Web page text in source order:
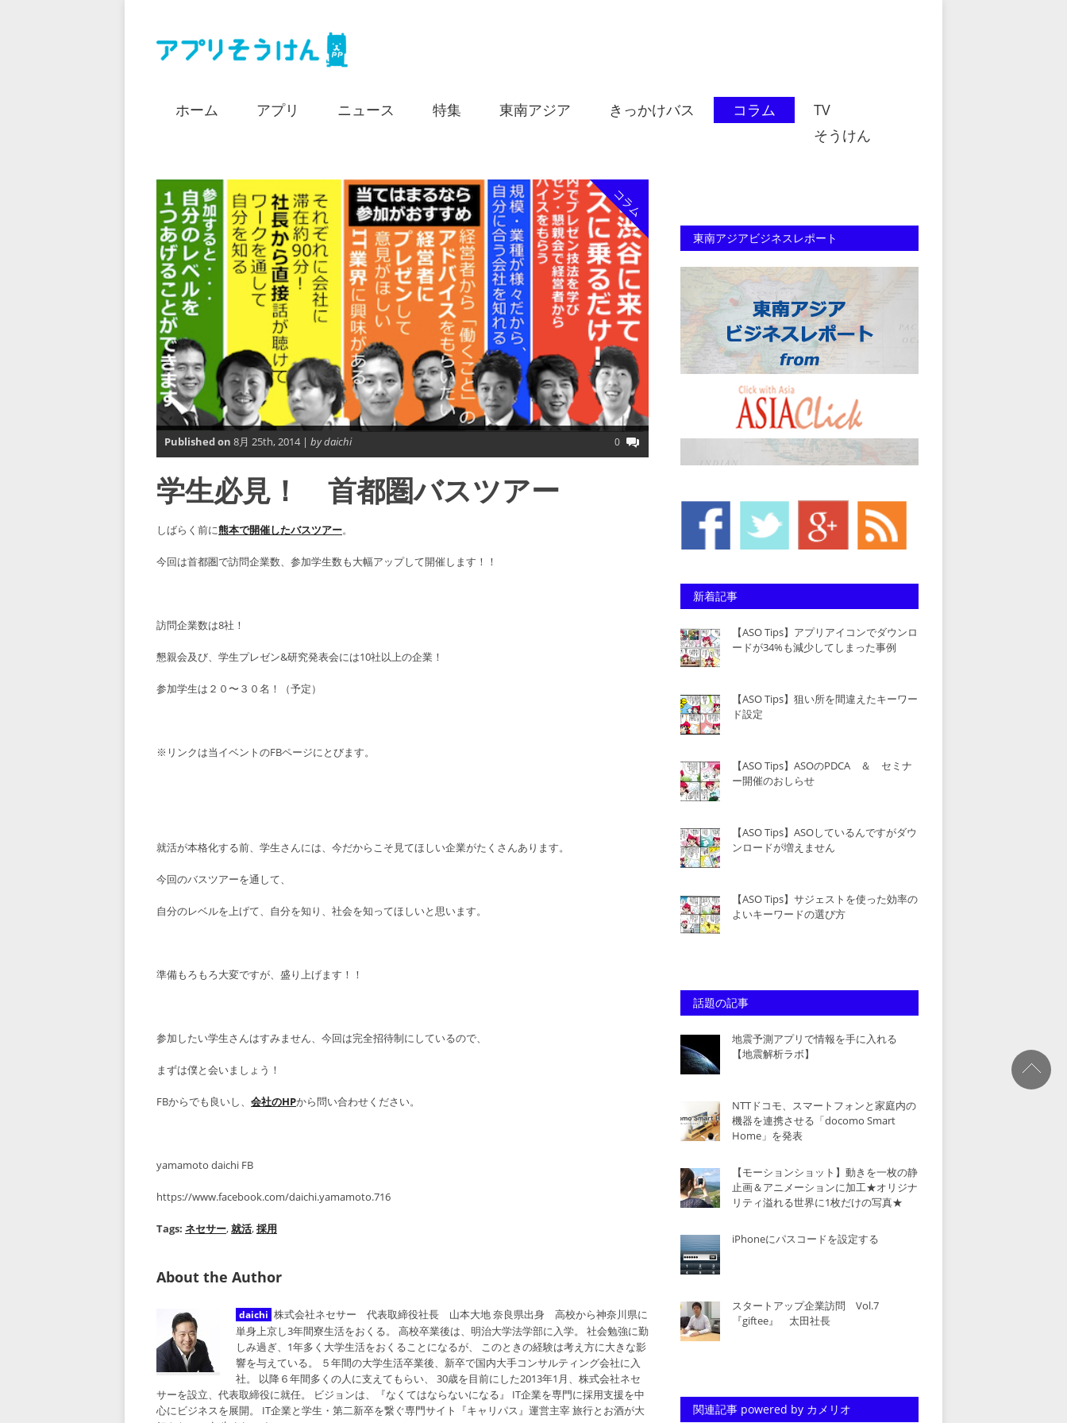
ホーム アプリ ニュース 特集 東南アジア きっかけバス コラム
TV
そうけん
コラム
Published on 8月 25th, 2014 | by daichi 0
学生必見！ 首都圏バスツアー
しばらく前に熊本で開催したバスツアー。
今回は首都圏で訪問企業数、参加学生数も大幅アップして開催します！！
訪問企業数は8社！
懇親会及び、学生プレゼン&研究発表会には10社以上の企業！
参加学生は２０〜３０名！（予定）
※リンクは当イベントのFBページにとびます。
就活が本格化する前、学生さんには、今だからこそ見てほしい企業がたくさんあります。
今回のバスツアーを通して、
自分のレベルを上げて、自分を知り、社会を知ってほしいと思います。
準備もろもろ大変ですが、盛り上げます！！
参加したい学生さんはすみません、今回は完全招待制にしているので、
まずは僕と会いましょう！
FBからでも良いし、 会社のHPから問い合わせください。
yamamoto daichi FB
https://www.facebook.com/daichi.yamamoto.716
Tags: ネセサー,就活,採用
About the Author
daichi 株式会社ネセサー 代表取締役社長 山本大地 奈良県出身 高校から神奈川県に
単身上京し3年間寮生活をおくる。 高校卒業後は、明治大学法学部に入学。 社会勉強に勤
しみ過ぎ、1年多く大学生活をおくることになるが、 このときの経験は考え方に大きな影
響を与えている。 ５年間の大学生活卒業後、新卒で国内大手コンサルティング会社に入
社。 以降６年間多くの人に支えてもらい、 30歳を目前にした2013年1月、株式会社ネセ
サーを設立、代表取締役に就任。 ビジョンは、『なくてはならないになる』 IT企業を専門に採用支援を中
心にビジネスを展開。 IT企業と学生・第二新卒を繋ぐ専門サイト『キャリパス』運営主宰 旅行とお酒が大
東南アジアビジネスレポート
新着記事
【ASO Tips】アプリアイコンでダウンロ
ードが34%も減少してしまった事例
【ASO Tips】狙い所を間違えたキーワー
ド設定
【ASO Tips】ASOのPDCA ＆ セミナ
ー開催のおしらせ
【ASO Tips】ASOしているんですがダウ
ンロードが増えません
【ASO Tips】サジェストを使った効率の
よいキーワードの選び方
話題の記事
地震予測アプリで情報を手に入れる
【地震解析ラボ】
NTTドコモ、スマートフォンと家庭内の
機器を連携させる「docomo Smart
Home」を発表
【モーションショット】動きを一枚の静
止画＆アニメーションに加工★オリジナ
リティ溢れる世界に1枚だけの写真★
iPhoneにパスコードを設定する
スタートアップ企業訪問 Vol.7
『giftee』 太田社長
関連記事 powered by カメリオ